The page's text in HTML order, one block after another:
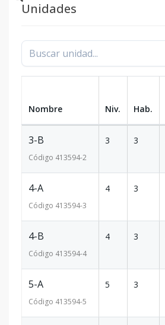
Unidades
Nombre Niv. Hab.
3-B
Código 413594-2
3 3
4-A
Código 413594-3
4 3
4-B
Código 413594-4
4 3
5-A
Código 413594-5
5 3